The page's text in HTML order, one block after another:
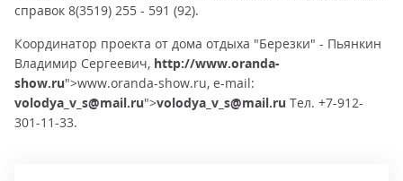
справок 8(3519) 255 - 591 (92).
Координатор проекта от дома отдыха "Березки" - Пьянкин
Владимир Сергеевич, http://www.oranda-
show.ru">www.oranda-show.ru, e-mail:
volodya_v_s@mail.ru">volodya_v_s@mail.ru Тел. +7-912-
301-11-33.